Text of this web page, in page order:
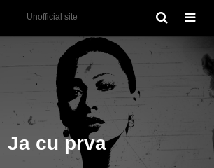
Unofficial site
Ja cu prva